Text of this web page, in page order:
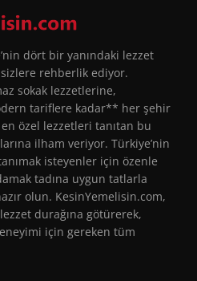
dört bir yanındaki lezzet
rehberlik ediyor.
sokak lezzetlerine,
tariflere kadar** her şehir
özel lezzetleri tanıtan bu
ilham veriyor. Türkiye’nin
isteyenler için özenle
tadına uygun tatlarla
olun. KesinYemelisin.com,
durağına götürerek,
için gereken tüm